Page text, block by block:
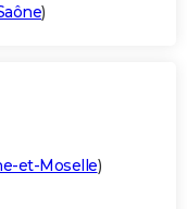
)
et-Moselle)